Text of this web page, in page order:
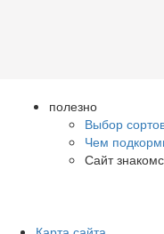
полезно
Выбор
Чем
Сайт